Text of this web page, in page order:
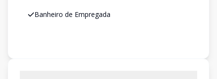
Banheiro de Empregada